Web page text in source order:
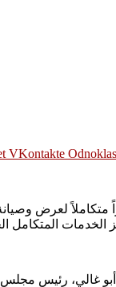
متكاملاً لعرض
الخدمات
غالي، رئيس مجلس